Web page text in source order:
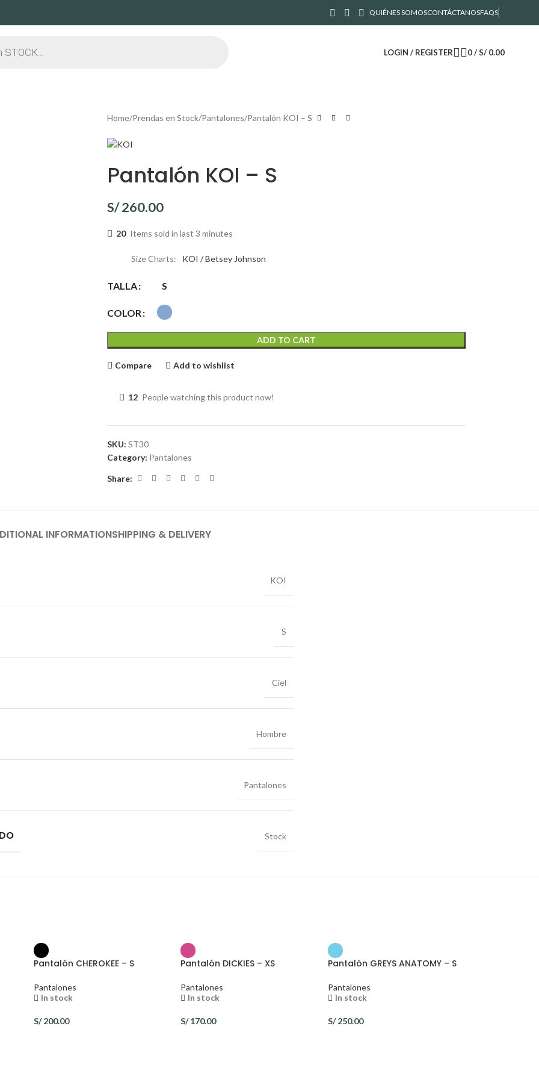
QUIÉNES SOMOSCONTÁCTANOSFAQS
LOGIN / REGISTER 0/ S/0.00
Home Prendas en Stock Pantalones Pantalón KOI – S
Pantalón KOI – S
S/260.00
20 Items sold in last 3 minutes
Size Charts KOI / Betsey Johnson
TALLA S
COLOR
ADD TO CART
Compare Add to wishlist
12 People watching this product now!
SKU: ST30
Category: Pantalones
Share:
INFORMATIONSHIPPING & DELIVERY
KOI
S
Ciel
Hombre
Pantalones
Stock
Pantalón CHEROKEE – S
Pantalones
In stock
S/200.00
Pantalón DICKIES – XS
Pantalones
In stock
S/170.00
Pantalón GREYS ANATOMY – S
Pantalones
In stock
S/250.00